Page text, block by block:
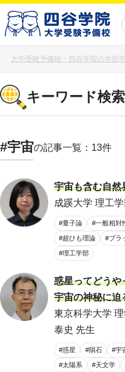
大学受験予備校・四谷学院の学部
キーワード検
#宇宙の記事一覧：13件
宇宙も含む自然
成蹊大学 理工
#量子論 #一般相対
#超ひも理論 #ブラ
#理工学部
惑星ってどうや
宇宙の神秘に迫
東京科学大学
泰史 先生
#惑星 #隕石 #宇
#太陽系 #天文学